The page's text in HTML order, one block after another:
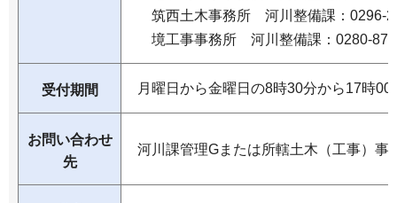
筑西土木事務所 河川整備課：0296-
境工事事務所 河川整備課：0280-87-
受付期間 月曜日から金曜日の8時30分から17時
お問い合わせ
先
河川課管理Gまたは所轄土木（工事）事